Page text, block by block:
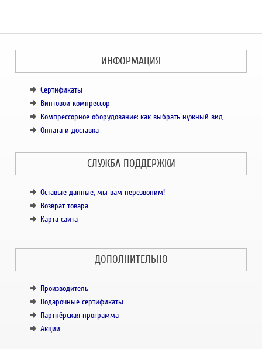
ИНФОРМАЦИЯ
Сертификаты
Винтовой компрессор
Компрессорное оборудование: как выбрать нужный вид
Оплата и доставка
СЛУЖБА ПОДДЕРЖКИ
Оставьте данные, мы вам перезвоним!
Возврат товара
Карта сайта
ДОПОЛНИТЕЛЬНО
Производитель
Подарочные сертификаты
Партнёрская программа
Акции